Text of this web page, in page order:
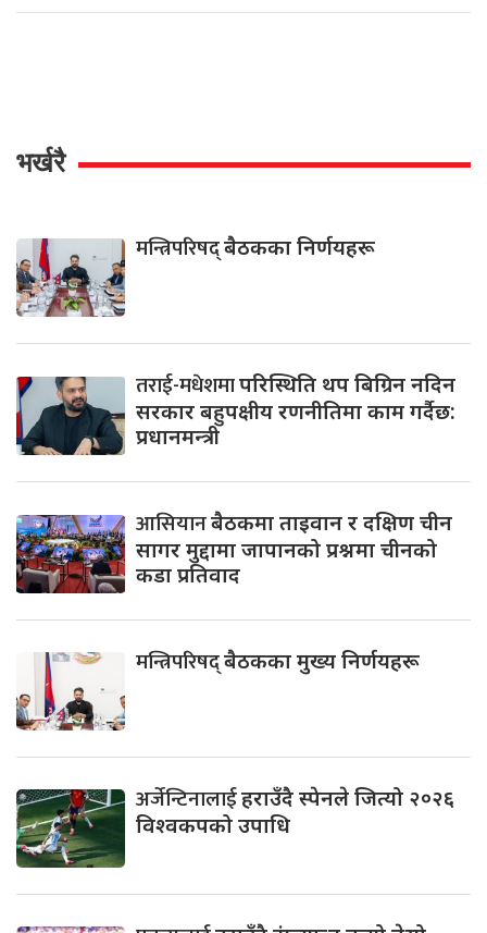
भर्खरै
मन्त्रिपरिषद्बैठकका निर्णयहरू
तराई-मधेशमापरिस्थिति थप बिग्रिन नदिन
सरकार बहुपक्षीय रणनीतिमा काम गर्दैछ:
प्रधानमन्त्री
आसियानबैठकमा ताइवान र दक्षिण चीन
सागर मुद्दामा जापानको प्रश्नमा चीनको
कडा प्रतिवाद
मन्त्रिपरिषद्बैठकका मुख्य निर्णयहरू
अर्जेन्टिनालाईहराउँदै स्पेनले जित्यो २०२६
विश्वकपको उपाधि